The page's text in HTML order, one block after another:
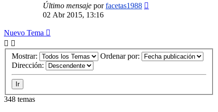
Último mensaje porfacetas1988
02 Abr 2015, 13:16
Nuevo Tema
Mostrar:
Ordenar por:
Dirección:
348 temas